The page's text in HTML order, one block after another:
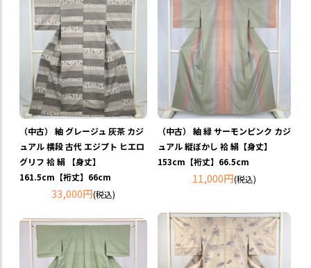
（中古） 紬 グレージュ 灰茶 カジ
ュアル 横段 古代 エジプト ヒエロ
グリフ 袷 絹 【身丈】
161.5cm【裄丈】66cm
33,000円(税込)
（中古） 紬 緑 サーモンピンク カジ
ュアル 縦ぼかし 袷 絹【身丈】
153cm【裄丈】66.5cm
11,000円(税込)